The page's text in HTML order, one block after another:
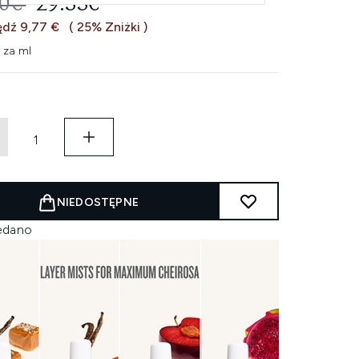
29.33€
9,77 € ( 25% Zniżki )
za ml
NIEDOSTĘPNE